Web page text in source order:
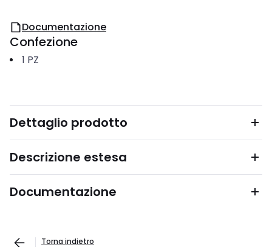
Documentazione
Confezione
1 PZ
Dettaglio prodotto
Descrizione estesa
Documentazione
Torna indietro